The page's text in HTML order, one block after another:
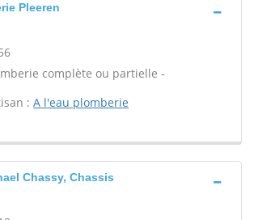
Pleeren
complète ou partielle -
: A l'eau plomberie
Chassy, Chassis